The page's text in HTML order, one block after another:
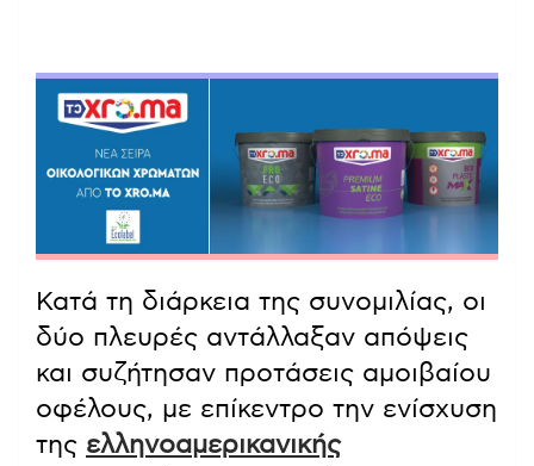
Κατά τη διάρκεια της συνομιλίας, οι
δύο πλευρές αντάλλαξαν απόψεις
και συζήτησαν προτάσεις αμοιβαίου
οφέλους, με επίκεντρο την ενίσχυση
της ελληνοαμερικανικής